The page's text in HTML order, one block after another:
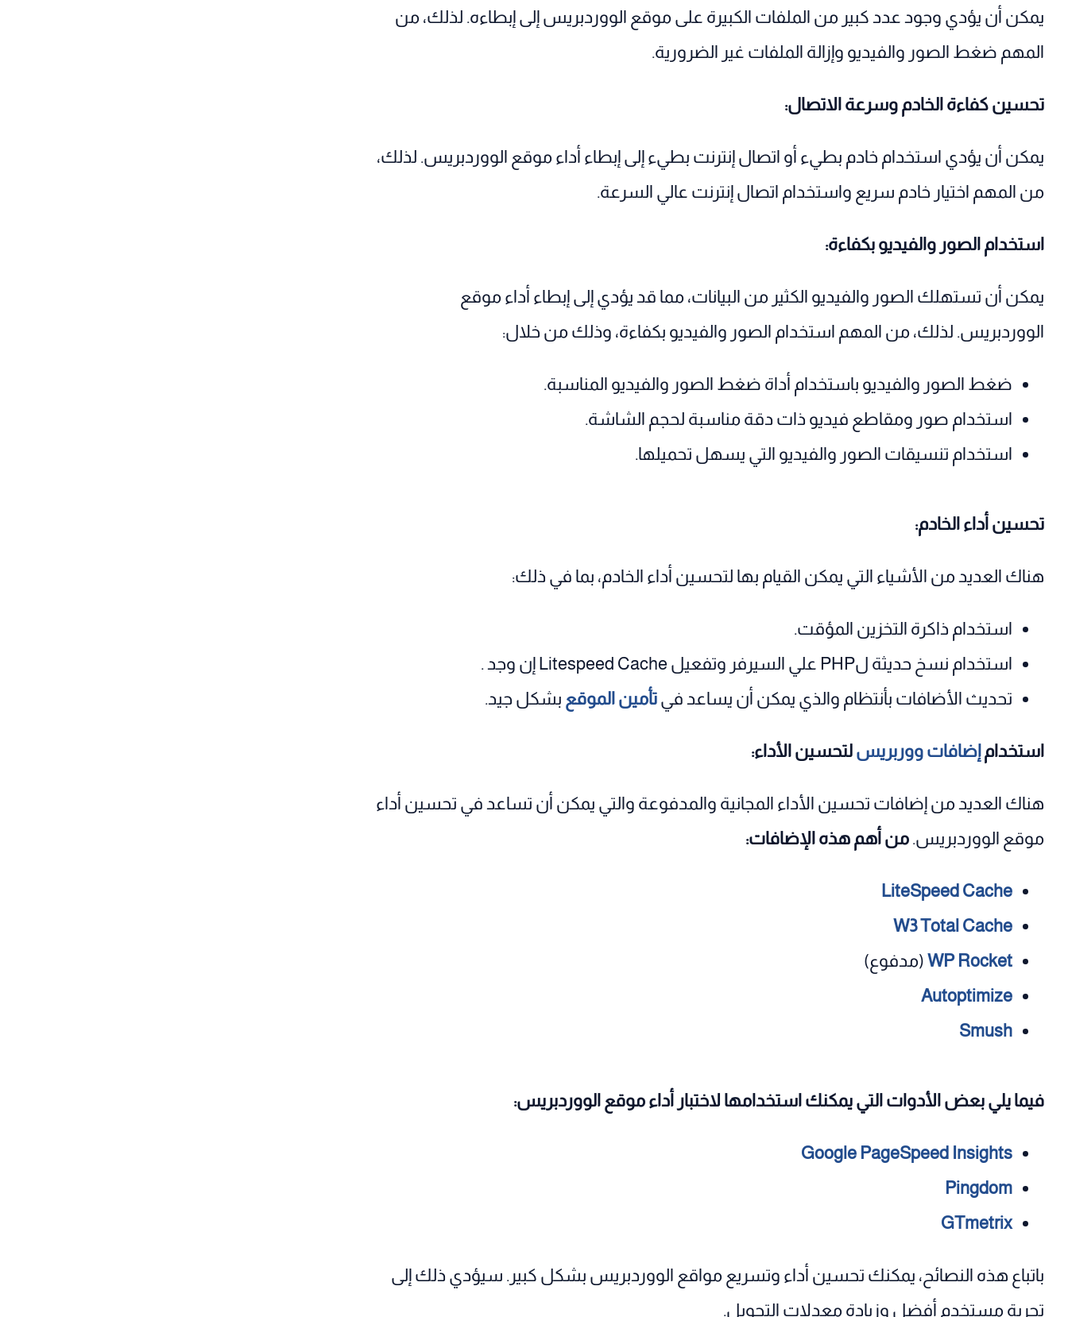
يمكن أن يؤدي وجود عدد كبير من الملفات الكبيرة على موقع الووردبريس إلى إبطاءه. لذلك، من
المهم ضغط الصور والفيديو وإزالة الملفات غير الضرورية.
تحسين كفاءة الخادم وسرعة الاتصال:
يمكن أن يؤدي استخدام خادم بطيء أو اتصال إنترنت بطيء إلى إبطاء أداء موقع الووردبريس. لذلك،
من المهم اختيار خادم سريع واستخدام اتصال إنترنت عالي السرعة.
استخدام الصور والفيديو بكفاءة:
يمكن أن تستهلك الصور والفيديو الكثير من البيانات، مما قد يؤدي إلى إبطاء أداء موقع
الووردبريس. لذلك، من المهم استخدام الصور والفيديو بكفاءة، وذلك من خلال:
ضغط الصور والفيديو باستخدام أداة ضغط الصور والفيديو المناسبة.
استخدام صور ومقاطع فيديو ذات دقة مناسبة لحجم الشاشة.
استخدام تنسيقات الصور والفيديو التي يسهل تحميلها.
تحسين أداء الخادم:
هناك العديد من الأشياء التي يمكن القيام بها لتحسين أداء الخادم، بما في ذلك:
استخدام ذاكرة التخزين المؤقت.
استخدام نسخ حديثة لPHP علي السيرفر وتفعيل Litespeed Cache إن وجد .
تحديث الأضافات بأنتظام والذي يمكن أن يساعد في تأمين الموقع بشكل جيد.
استخدامإضافات ووربريس لتحسين الأداء:
هناك العديد من إضافات تحسين الأداء المجانية والمدفوعة والتي يمكن أن تساعد في تحسين أداء
موقع الووردبريس. من أهم هذه الإضافات:
LiteSpeed Cache
W3 Total Cache
WP Rocket (مدفوع)
Autoptimize
Smush
فيما يلي بعض الأدوات التي يمكنك استخدامها لاختبار أداء موقع الووردبريس:
Google PageSpeed Insights
Pingdom
GTmetrix
باتباع هذه النصائح، يمكنك تحسين أداء وتسريع مواقع الووردبريس بشكل كبير. سيؤدي ذلك إلى
تجربة مستخدم أفضل وزيادة معدلات التحويل.